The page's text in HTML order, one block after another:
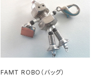
FAMT ROBO（バッグ）